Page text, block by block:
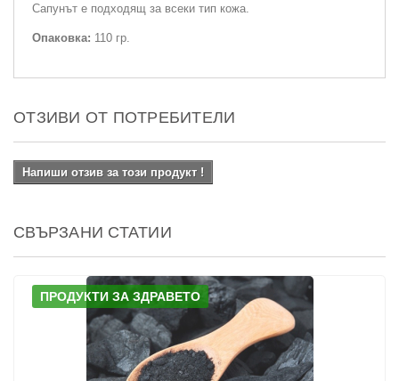
Сапунът е подходящ за всеки тип кожа.
Опаковка: 110 гр.
ОТЗИВИ ОТ ПОТРЕБИТЕЛИ
Напиши отзив за този продукт !
СВЪРЗАНИ СТАТИИ
ПРОДУКТИ ЗА ЗДРАВЕТО